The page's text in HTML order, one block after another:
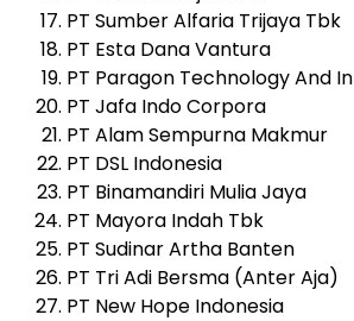
PT Sumber Alfaria Trijaya Tbk
PT Esta Dana Vantura
PT Paragon Technology And
PT Jafa Indo Corpora
PT Alam Sempurna Makmur
PT DSL Indonesia
PT Binamandiri Mulia Jaya
PT Mayora Indah Tbk
PT Sudinar Artha Banten
PT Tri Adi Bersma (Anter Aja)
PT New Hope Indonesia